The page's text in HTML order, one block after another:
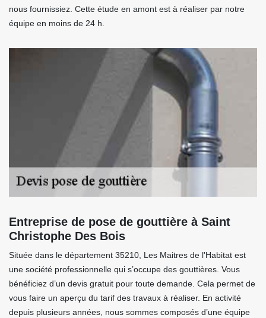
nous fournissiez. Cette étude en amont est à réaliser par notre
équipe en moins de 24 h.
Entreprise de pose de gouttière à Saint
Christophe Des Bois
Située dans le département 35210, Les Maitres de l'Habitat est
une société professionnelle qui s’occupe des gouttières. Vous
bénéficiez d’un devis gratuit pour toute demande. Cela permet de
vous faire un aperçu du tarif des travaux à réaliser. En activité
depuis plusieurs années, nous sommes composés d’une équipe